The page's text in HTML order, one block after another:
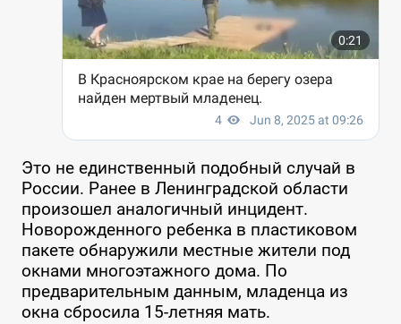
Это не единственный подобный случай в
России. Ранее в Ленинградской области
произошел аналогичный инцидент.
Новорожденного ребенка в пластиковом
пакете обнаружили местные жители под
окнами многоэтажного дома. По
предварительным данным, младенца из
окна сбросила 15-летняя мать.